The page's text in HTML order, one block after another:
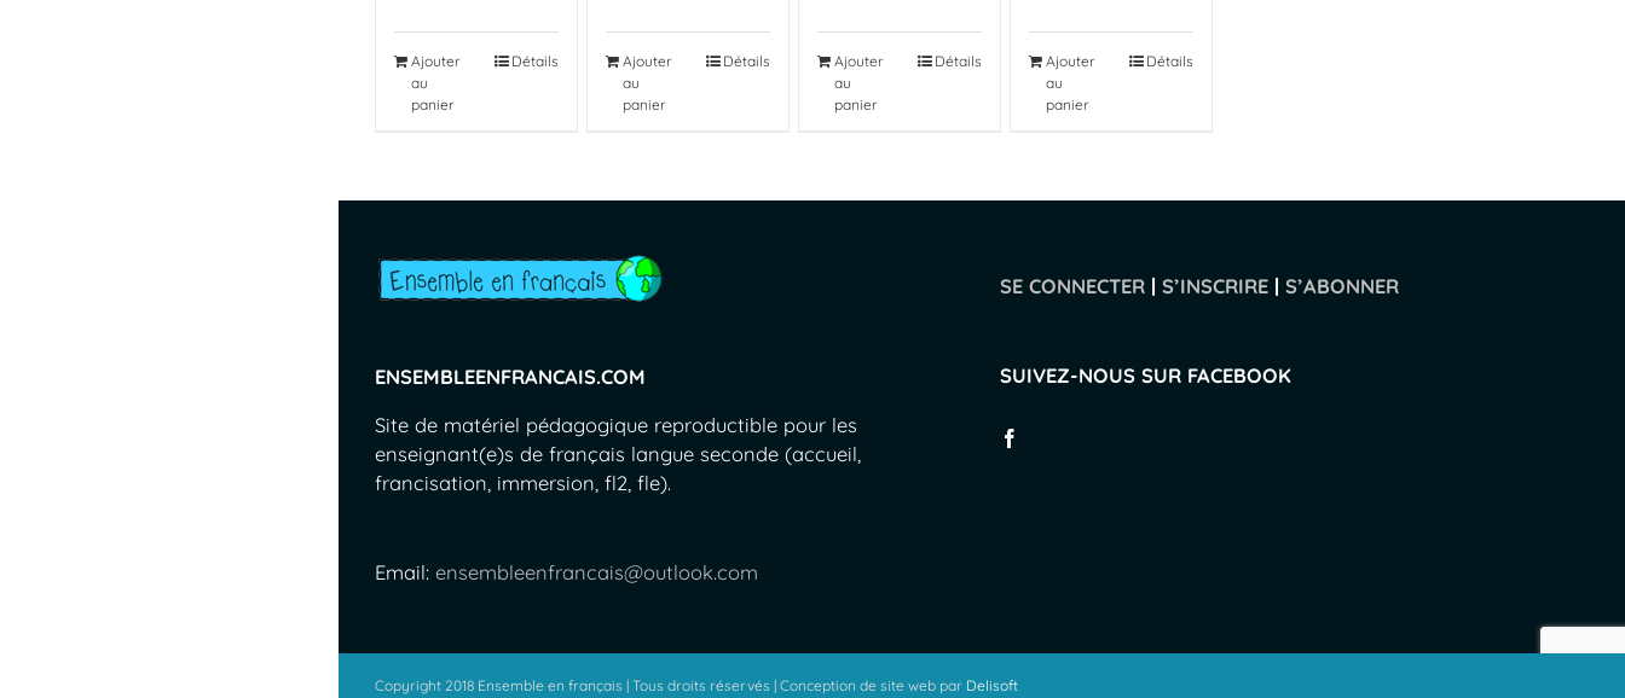
Ajouter
au
panier
Détails
Ajouter
au
panier
Détails
Ajouter
au
panier
Détails
Ajouter
au
panier
Détails
ENSEMBLEENFRANCAIS.COM
Site de matériel pédagogique reproductible pour les
enseignant(e)s de français langue seconde (accueil,
francisation, immersion, fl2, fle).
Email: ensembleenfrancais@outlook.com
SE CONNECTER | S’INSCRIRE | S’ABONNER
SUIVEZ-NOUS SUR FACEBOOK
Copyright 2018 Ensemble en français | Tous droits réservés | Conception de site web par Delisoft